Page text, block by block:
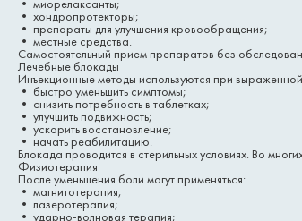
• миорелаксанты;
• хондропротекторы;
• препараты для улучшения кровообращения;
• местные средства.
Самостоятельный прием препаратов без
Лечебные блокады
Инъекционные методы используются при
• быстро уменьшить симптомы;
• снизить потребность в таблетках;
• улучшить подвижность;
• ускорить восстановление;
• начать реабилитацию.
Блокада проводится в стерильных условиях. Во
Физиотерапия
После уменьшения боли могут применяться:
• магнитотерапия;
• лазеротерапия;
• ударно-волновая терапия;